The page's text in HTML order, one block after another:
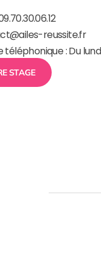
reussite.fr
: Du
STAGE